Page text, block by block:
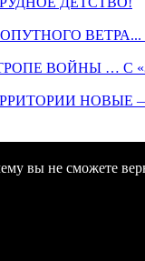
ВОЙНЫ … С
НОВЫЕ
вы не сможете